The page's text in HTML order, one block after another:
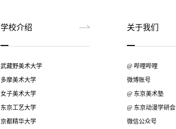
学校介绍
武藏野美术大学
多摩美术大学
女子美术大学
东京工艺大学
京都精华大学
关于我们
@ 哔哩哔哩
微博账号
@ 东京美术塾
@ 东京动漫学研会
微信公众号